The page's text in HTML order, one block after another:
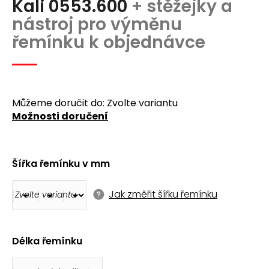
produktu
je
5,0
z
5
hvězdiček.
Kali 0553.600 + stěžejky a
nástroj pro výměnu
řemínku k objednávce
Délka řemínku
Šířka řemínku v mm
Jak změřit šířku řemínku
Můžeme doručit do: Zvolte variantu
Možnosti doručení
a
j
í
t
D
o
r
u